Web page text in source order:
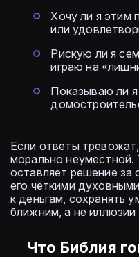
Хочу ли я этим
или
Рискую ли я
играю на
Показываю ли
Если ответы
морально
оставляет решение за
его чёткими
к деньгам, сохранять
ближним, а не иллюзии
Что Библия